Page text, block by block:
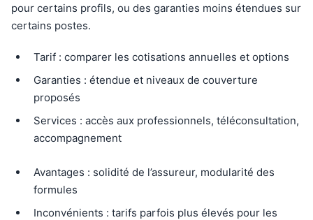
pour certains profils, ou des garanties moins étendues sur
certains postes.
Tarif : comparer les cotisations annuelles et options
Garanties : étendue et niveaux de couverture
proposés
Services : accès aux professionnels, téléconsultation,
accompagnement
Avantages : solidité de l’assureur, modularité des
formules
Inconvénients : tarifs parfois plus élevés pour les